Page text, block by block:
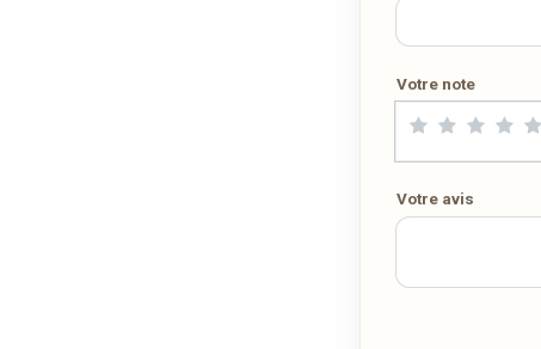
DES MILLIERS DE PLATS LIVRÉS AU LUXEMBOURG
Votre note
Votre avis